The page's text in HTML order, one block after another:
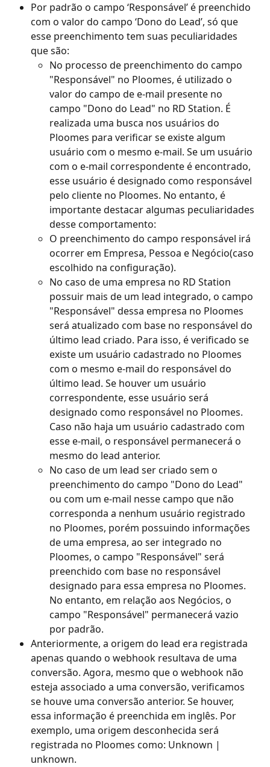
Por padrão o campo ‘Responsável’ é preenchido
com o valor do campo ‘Dono do Lead’, só que
esse preenchimento tem suas peculiaridades
que são:
No processo de preenchimento do campo
"Responsável" no Ploomes, é utilizado o
valor do campo de e-mail presente no
campo "Dono do Lead" no RD Station. É
realizada uma busca nos usuários do
Ploomes para verificar se existe algum
usuário com o mesmo e-mail. Se um usuário
com o e-mail correspondente é encontrado,
esse usuário é designado como responsável
pelo cliente no Ploomes. No entanto, é
importante destacar algumas peculiaridades
desse comportamento:
O preenchimento do campo responsável irá
ocorrer em Empresa, Pessoa e Negócio(caso
escolhido na configuração).
No caso de uma empresa no RD Station
possuir mais de um lead integrado, o campo
"Responsável" dessa empresa no Ploomes
será atualizado com base no responsável do
último lead criado. Para isso, é verificado se
existe um usuário cadastrado no Ploomes
com o mesmo e-mail do responsável do
último lead. Se houver um usuário
correspondente, esse usuário será
designado como responsável no Ploomes.
Caso não haja um usuário cadastrado com
esse e-mail, o responsável permanecerá o
mesmo do lead anterior.
No caso de um lead ser criado sem o
preenchimento do campo "Dono do Lead"
ou com um e-mail nesse campo que não
corresponda a nenhum usuário registrado
no Ploomes, porém possuindo informações
de uma empresa, ao ser integrado no
Ploomes, o campo "Responsável" será
preenchido com base no responsável
designado para essa empresa no Ploomes.
No entanto, em relação aos Negócios, o
campo "Responsável" permanecerá vazio
por padrão.
Anteriormente, a origem do lead era registrada
apenas quando o webhook resultava de uma
conversão. Agora, mesmo que o webhook não
esteja associado a uma conversão, verificamos
se houve uma conversão anterior. Se houver,
essa informação é preenchida em inglês. Por
exemplo, uma origem desconhecida será
registrada no Ploomes como: Unknown |
unknown.